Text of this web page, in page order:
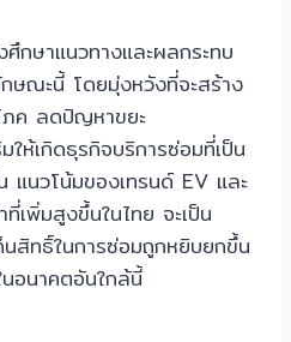
กษาแนวทางและผลกระทบ
ษณะนี้ โดยมุ่งหวังที่จะสร้าง
ภค ลดปัญหาขยะ
ให้เกิดธุรกิจบริการซ่อมที่เป็น
นวโน้มของเทรนด์ EV และ
เพิ่มสูงขึ้นในไทย จะเป็น
สิทธิ์ในการซ่อมถูกหยิบยกขึ้น
อนาคตอันใกล้นี้